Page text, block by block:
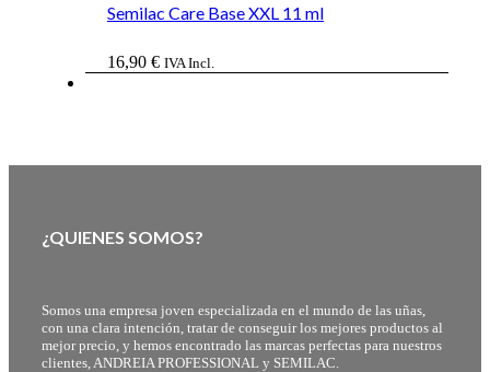
Semilac Care Base XXL 11 ml
16,90 € IVA Incl.
¿QUIENES SOMOS?
Somos una empresa joven especializada en el mundo de las uñas,
con una clara intención, tratar de conseguir los mejores productos al
mejor precio, y hemos encontrado las marcas perfectas para nuestros
clientes, ANDREIA PROFESSIONAL y SEMILAC.